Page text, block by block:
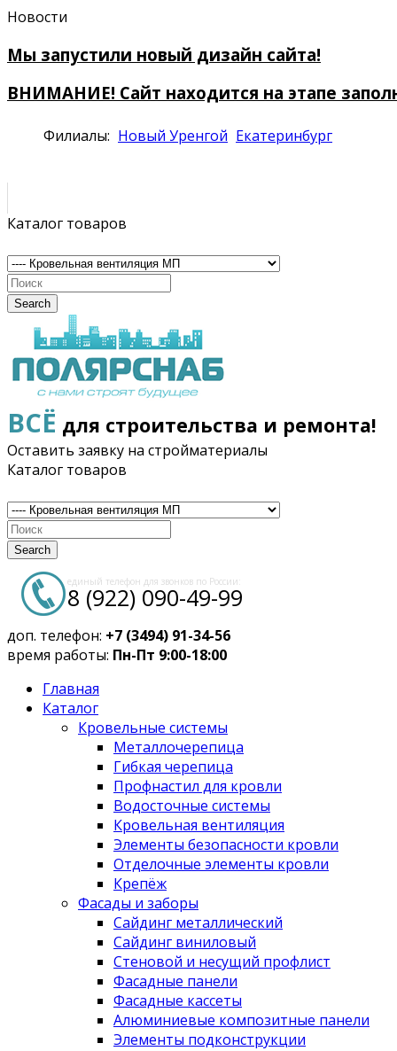
Новости
Мы запустили новый дизайн сайта!
ВНИМАНИЕ! Сайт находится на этапе
Филиалы: Новый Уренгой Екатеринбург
Каталог товаров
Search
ВСЁ для строительства и ремонта!
Оставить заявку на стройматериалы
Каталог товаров
Search
единый телефон для звонков по России:
8 (922) 090-49-99
доп. телефон: +7 (3494) 91-34-56
время работы: Пн-Пт 9:00-18:00
Главная
Каталог
Кровельные системы
Металлочерепица
Гибкая черепица
Профнастил для кровли
Водосточные системы
Кровельная вентиляция
Элементы безопасности кровли
Отделочные элементы кровли
Крепёж
Фасады и заборы
Сайдинг металлический
Сайдинг виниловый
Стеновой и несущий профлист
Фасадные панели
Фасадные кассеты
Алюминиевые композитные панели
Элементы подконструкции